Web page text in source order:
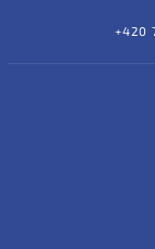
+420